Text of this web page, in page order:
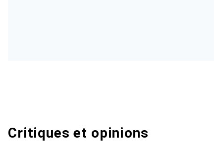
Critiques et opinions